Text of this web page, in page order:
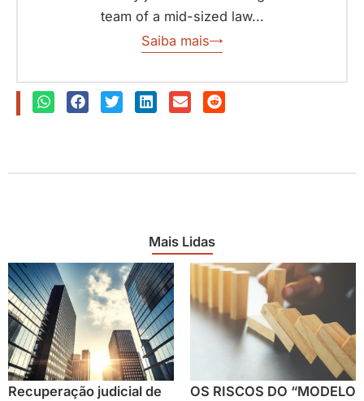
team of a mid-sized law...
Saiba mais
Mais Lidas
Recuperação judicial de
OS RISCOS DO “MODELO